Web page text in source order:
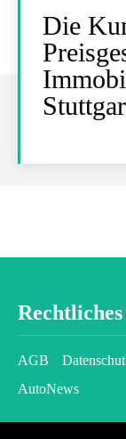
Die
Rechtliches
AGB
AutoNews